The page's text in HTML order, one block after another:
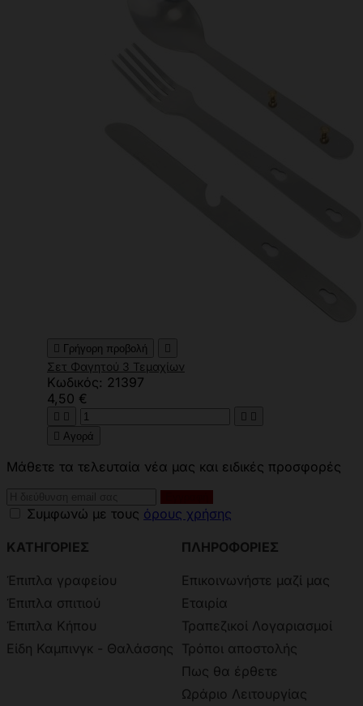
 Γρήγορη προβολή 
Σετ Φαγητού 3 Τεμαχίων
Κωδικός: 21397
4,50 €
   
 Αγορά
Μάθετε τα τελευταία νέα μας και ειδικές προσφορές
Συμφωνώ με τους όρους χρήσης
ΚΑΤΗΓΟΡΙΕΣ
Έπιπλα γραφείου
Έπιπλα σπιτιού
Έπιπλα Κήπου
Είδη Καμπινγκ - Θαλάσσης
ΠΛΗΡΟΦΟΡΙΕΣ
Επικοινωνήστε μαζί μας
Εταιρία
Τραπεζικοί Λογαριασμοί
Τρόποι αποστολής
Πως θα έρθετε
Ωράριο Λειτουργίας